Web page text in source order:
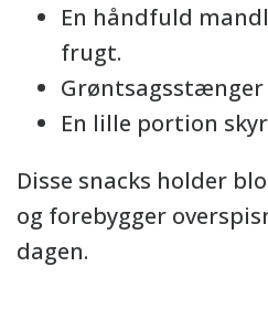
En håndfuld
frugt.
En lille portion
Disse snacks holder
og forebygger
dagen.